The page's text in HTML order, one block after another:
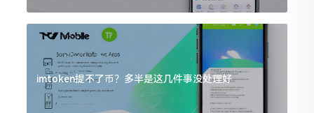
imtoken提不了币？多半是这几件事没处理好